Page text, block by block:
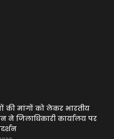
की मांगों को लेकर भारतीय
ने जिलाधिकारी कार्यालय पर